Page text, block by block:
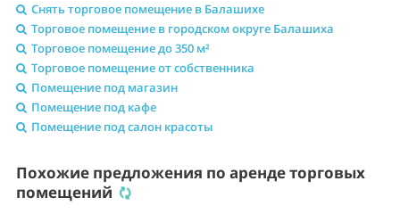
Снять торговое помещение в Балашихе
Торговое помещение в городском округе Балашиха
Торговое помещение до 350 м²
Торговое помещение от собственника
Помещение под магазин
Помещение под кафе
Помещение под салон красоты
Похожие предложения по аренде торговых
помещений